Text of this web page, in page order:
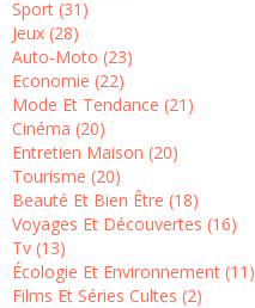
Sport (31)
Jeux (28)
Auto-Moto (23)
Economie (22)
Mode Et Tendance (21)
Cinéma (20)
Entretien Maison (20)
Tourisme (20)
Beauté Et Bien Être (18)
Voyages Et Découvertes (16)
Tv (13)
Écologie Et Environnement (11)
Films Et Séries Cultes (2)